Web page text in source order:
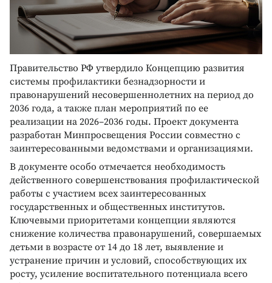
Правительство РФ утвердило Концепцию развития
системы профилактики безнадзорности и
правонарушений несовершеннолетних на период до
2036 года, а также план мероприятий по ее
реализации на 2026–2036 годы. Проект документа
разработан Минпросвещения России совместно с
заинтересованными ведомствами и организациями.
В документе особо отмечается необходимость
действенного совершенствования профилактической
работы с участием всех заинтересованных
государственных и общественных институтов.
Ключевыми приоритетами концепции являются
снижение количества правонарушений, совершаемых
детьми в возрасте от 14 до 18 лет, выявление и
устранение причин и условий, способствующих их
росту, усиление воспитательного потенциала всего